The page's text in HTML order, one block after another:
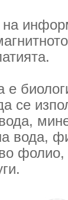
на
е
се
вода,